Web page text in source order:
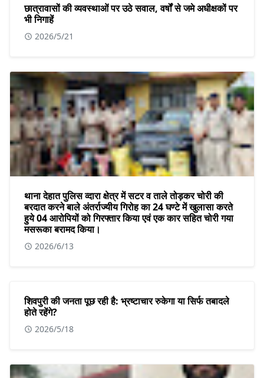
छात्रावासों की व्यवस्थाओं पर उठे सवाल, वर्षों से जमे अधीक्षकों पर
भी निगाहें
2026/5/21
थाना देहात पुलिस व्दारा क्षेत्र में सटर व ताले तोड़कर चोरी की
बरदात करने बाले अंतर्राज्यीय गिरोह का 24 घण्टे में खुलासा करते
हुये 04 आरोपियों को गिरफ्तार किया एवं एक कार सहित चोरी गया
मसरूका बरामद किया।
2026/6/13
शिवपुरी की जनता पूछ रही है: भ्रष्टाचार रुकेगा या सिर्फ तबादले
होते रहेंगे?
2026/5/18